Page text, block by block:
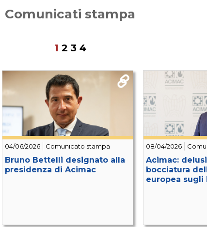
Comunicati stampa
1 2 3 4
04/06/2026 Comunicato stampa
Bruno Bettelli designato alla
presidenza di Acimac
08/04/2026
Acimac:
bocciatura
europea sugli